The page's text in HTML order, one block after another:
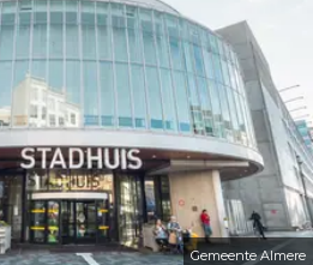
Gemeente Almere